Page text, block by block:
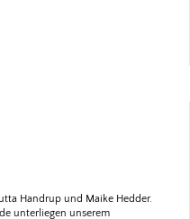
Handrup und Maike Hedder.
unterliegen unserem